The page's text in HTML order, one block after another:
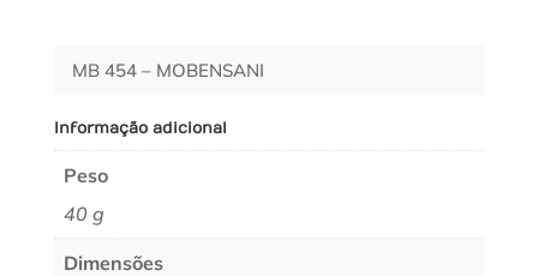
MB 454 – MOBENSANI
Informação adicional
Peso
40 g
Dimensões